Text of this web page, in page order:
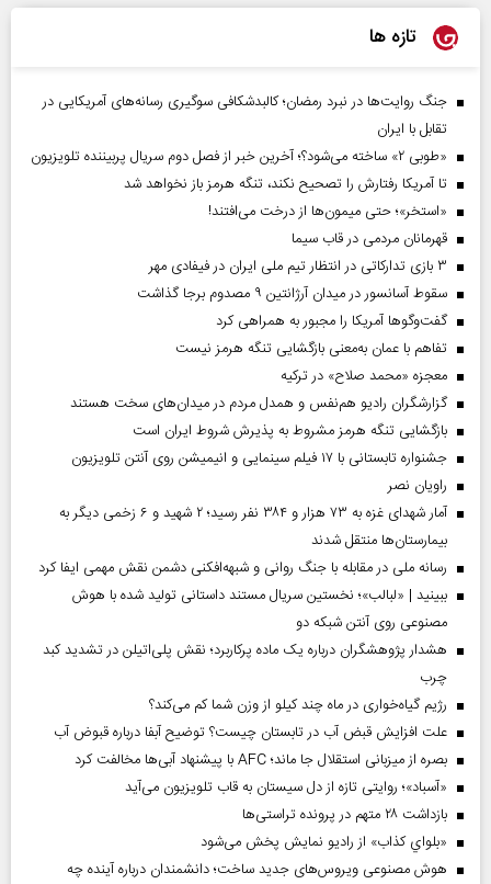
تازه ها
جنگ روایت‌ها در نبرد رمضان؛ کالبدشکافی سوگیری رسانه‌های آمریکایی در
تقابل با ایران
«طوبی ۲» ساخته می‌شود؟؛ آخرین خبر از فصل دوم سریال پربیننده تلویزیون
تا آمریکا رفتارش را تصحیح نکند، تنگه هرمز باز نخواهد شد
«استخر»‌‌؛ حتی میمون‌ها از درخت می‌افتند!
قهرمانان مردمی در قاب سیما
۳ بازی تدارکاتی در انتظار تیم ملی ایران در فیفادی مهر
سقوط آسانسور در میدان آرژانتین ۹ مصدوم برجا گذاشت
گفت‌وگوها آمریکا را مجبور به همراهی کرد
تفاهم با عمان به‌معنی بازگشایی تنگه هرمز نیست
معجزه «محمد صلاح» در ترکیه
گزارشگران رادیو هم‌نفس و همدل مردم در میدان‌های سخت هستند
بازگشایی تنگه هرمز مشروط به پذیرش شروط ایران است
جشنواره تابستانی با ۱۷ فیلم سینمایی و انیمیشن روی آنتن تلویزیون
راویان نصر
آمار شهدای غزه به ۷۳ هزار و ۳۸۴ نفر رسید؛ ۲ شهید و ۶ زخمی دیگر به
بیمارستان‌ها منتقل شدند
رسانه ملی در مقابله با جنگ روانی و شبهه‌افکنی دشمن نقش مهمی ایفا کرد
ببینید | «لبالب»؛ نخستین سریال مستند داستانی تولید شده با هوش
مصنوعی روی آنتن شبکه دو
هشدار پژوهشگران درباره یک ماده پرکاربرد؛ نقش پلی‌اتیلن در تشدید کبد
چرب
رژیم گیاه‌خواری در ماه چند کیلو از وزن شما کم می‌کند؟
علت افزایش قبض آب در تابستان چیست؟ توضیح آبفا درباره قبوض آب
بصره از میزبانی استقلال جا ماند؛ AFC با پیشنهاد آبی‌ها مخالفت کرد
«آسباد»؛ روایتی تازه از دل سیستان به قاب تلویزیون می‌آید
بازداشت ۲۸ متهم در پرونده تراستی‌ها
«بلواي کذاب» از رادیو نمایش پخش می‌شود
هوش مصنوعی ویروس‌های جدید ساخت؛ دانشمندان درباره آینده چه